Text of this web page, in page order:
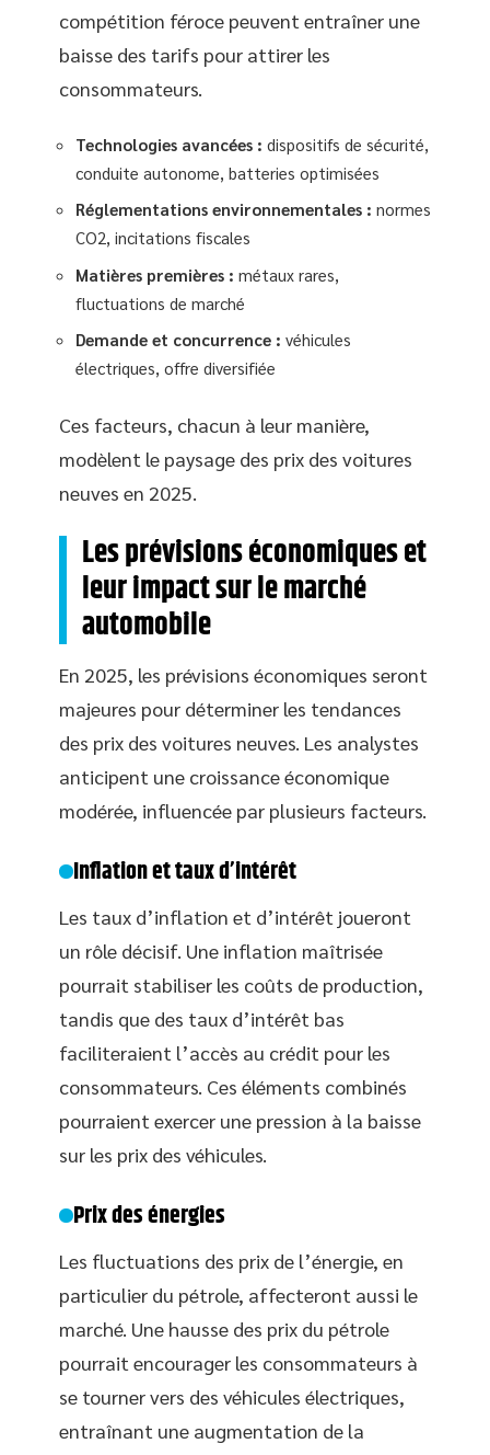
compétition féroce peuvent entraîner une
baisse des tarifs pour attirer les
consommateurs.
Technologies avancées : dispositifs de sécurité,
conduite autonome, batteries optimisées
Réglementations environnementales : normes
CO2, incitations fiscales
Matières premières : métaux rares,
fluctuations de marché
Demande et concurrence : véhicules
électriques, offre diversifiée
Ces facteurs, chacun à leur manière,
modèlent le paysage des prix des voitures
neuves en 2025.
Les prévisions économiques et
leur impact sur le marché
automobile
En 2025, les prévisions économiques seront
majeures pour déterminer les tendances
des prix des voitures neuves. Les analystes
anticipent une croissance économique
modérée, influencée par plusieurs facteurs.
Inflation et taux d’intérêt
Les taux d’inflation et d’intérêt joueront
un rôle décisif. Une inflation maîtrisée
pourrait stabiliser les coûts de production,
tandis que des taux d’intérêt bas
faciliteraient l’accès au crédit pour les
consommateurs. Ces éléments combinés
pourraient exercer une pression à la baisse
sur les prix des véhicules.
Prix des énergies
Les fluctuations des prix de l’énergie, en
particulier du pétrole, affecteront aussi le
marché. Une hausse des prix du pétrole
pourrait encourager les consommateurs à
se tourner vers des véhicules électriques,
entraînant une augmentation de la